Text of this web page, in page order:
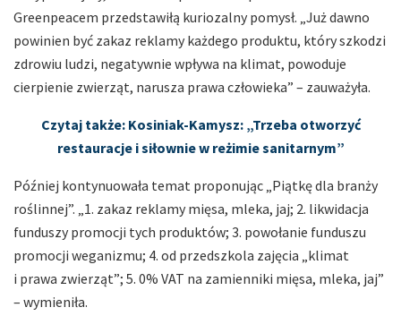
Greenpeacem przedstawiłą kuriozalny pomysł. „Już dawno
powinien być zakaz reklamy każdego produktu, który szkodzi
zdrowiu ludzi, negatywnie wpływa na klimat, powoduje
cierpienie zwierząt, narusza prawa człowieka” – zauważyła.
Czytaj także: Kosiniak-Kamysz: „Trzeba otworzyć
restauracje i siłownie w reżimie sanitarnym”
Później kontynuowała temat proponując „Piątkę dla branży
roślinnej”. „1. zakaz reklamy mięsa, mleka, jaj; 2. likwidacja
funduszy promocji tych produktów; 3. powołanie funduszu
promocji weganizmu; 4. od przedszkola zajęcia „klimat
i prawa zwierząt”; 5. 0% VAT na zamienniki mięsa, mleka, jaj”
– wymieniła.